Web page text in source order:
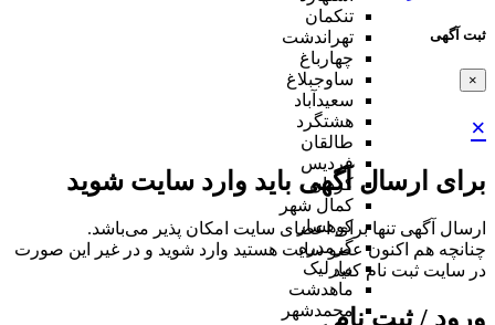
ثبت آگهی
×
×
برای ارسال آگهی باید وارد سایت شوید
ارسال آگهی تنها برای اعضای سایت امکان پذیر می‌باشد.
چنانچه هم‌ اکنون عضو سایت هستید وارد شوید و در غیر این صورت
در سایت ثبت نام کنید
ورود / ثبت نام
تنکمان
تهراندشت
چهارباغ
ساوجبلاغ
سعیدآباد
هشتگرد
طالقان
فردیس
کردان
کمال شهر
کوهسار
گرمدره
مارلیک
ماهدشت
محمدشهر